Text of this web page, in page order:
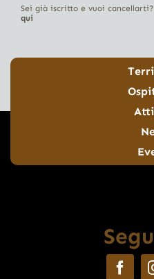
Sei già iscritto e vuoi
qui